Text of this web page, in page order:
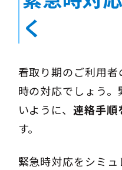
く
看取り期のご利用
時の対応でしょう
いように、 連絡手順
す。
緊急時対応をシミ